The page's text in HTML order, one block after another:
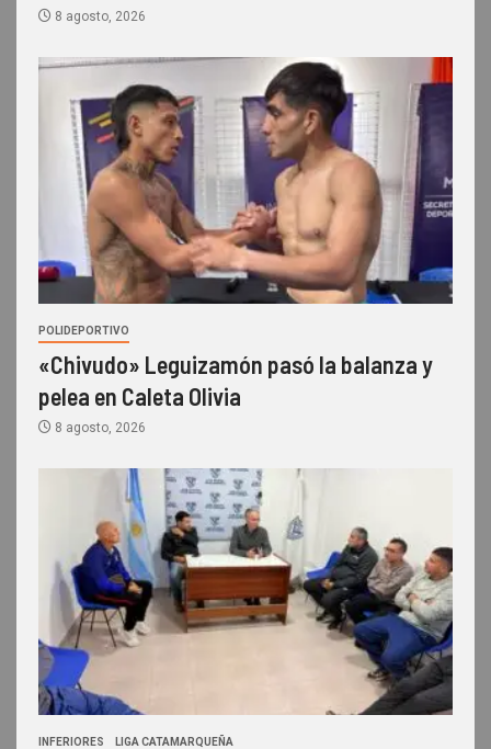
8 agosto, 2026
POLIDEPORTIVO
«Chivudo» Leguizamón pasó la balanza y
pelea en Caleta Olivia
8 agosto, 2026
INFERIORES LIGA CATAMARQUEÑA